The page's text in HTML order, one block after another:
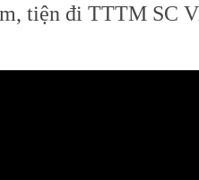
tiện đi TTTM SC